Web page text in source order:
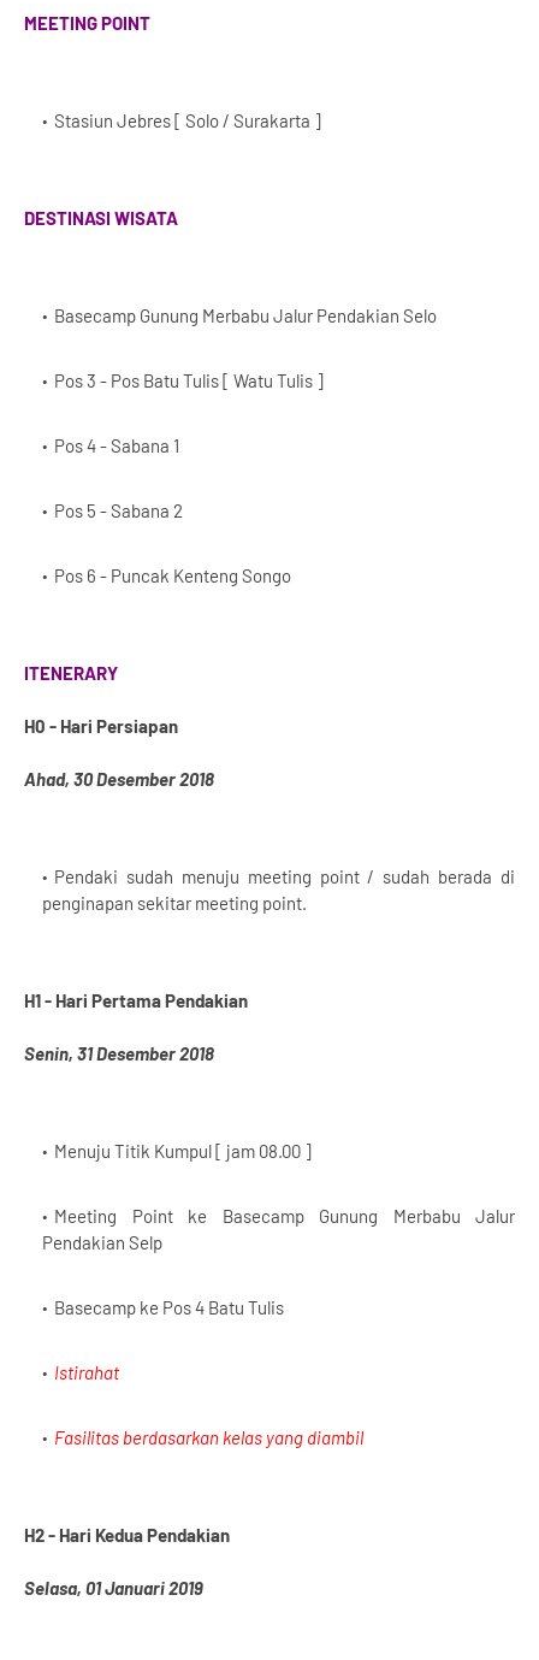
MEETING POINT
Stasiun Jebres [ Solo / Surakarta ]
DESTINASI WISATA
Basecamp Gunung Merbabu Jalur Pendakian Selo
Pos 3 - Pos Batu Tulis [ Watu Tulis ]
Pos 4 - Sabana 1
Pos 5 - Sabana 2
Pos 6 - Puncak Kenteng Songo
ITENERARY
H0 - Hari Persiapan
Ahad, 30 Desember 2018
Pendaki sudah menuju meeting point / sudah berada di
penginapan sekitar meeting point.
H1 - Hari Pertama Pendakian
Senin, 31 Desember 2018
Menuju Titik Kumpul [ jam 08.00 ]
Meeting Point ke Basecamp Gunung Merbabu Jalur
Pendakian Selp
Basecamp ke Pos 4 Batu Tulis
Istirahat
Fasilitas berdasarkan kelas yang diambil
H2 - Hari Kedua Pendakian
Selasa, 01 Januari 2019